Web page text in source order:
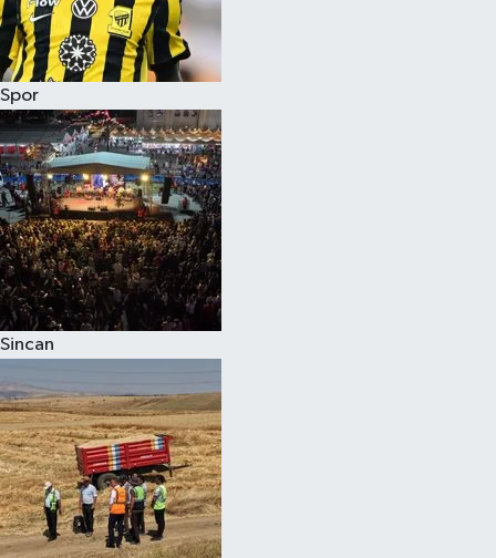
Spor
Sincan